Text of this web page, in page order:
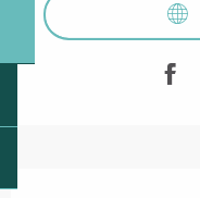
Description